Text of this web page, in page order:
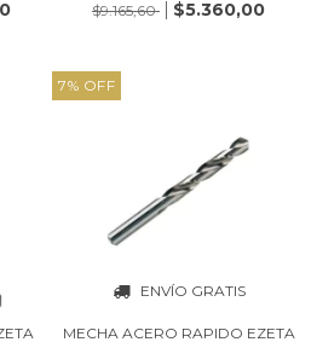
$9.165,60
$5.360,00
7% OFF
ENVÍO GRATIS
MECHA ACERO RAPIDO EZETA